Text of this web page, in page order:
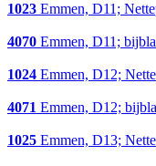
1023 Emmen, D11;
4070 Emmen, D11;
1024 Emmen, D12;
4071 Emmen, D12;
1025 Emmen, D13;